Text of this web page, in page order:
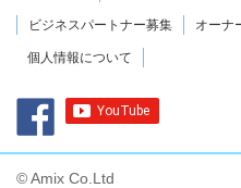
ビジネスパートナー募集 オーナ
個人情報について
© Amix Co.Ltd